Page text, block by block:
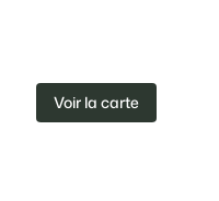
Voir la carte